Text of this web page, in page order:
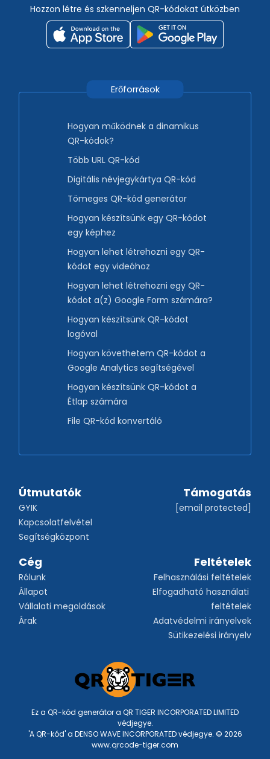
Hozzon létre és szkenneljen QR-kódokat útközben
Erőforrások
Hogyan működnek a dinamikus
QR-kódok?
Több URL QR-kód
Digitális névjegykártya QR-kód
Tömeges QR-kód generátor
Hogyan készítsünk egy QR-kódot
egy képhez
Hogyan lehet létrehozni egy QR-
kódot egy videóhoz
Hogyan lehet létrehozni egy QR-
kódot a(z) Google Form számára?
Hogyan készítsünk QR-kódot
logóval
Hogyan követhetem QR-kódot a
Google Analytics segítségével
Hogyan készítsünk QR-kódot a
Étlap számára
File QR-kód konvertáló
Útmutatók
GYIK
Kapcsolatfelvétel
Segítségközpont
Támogatás
[email protected]
Cég
Rólunk
Állapot
Vállalati megoldások
Árak
Feltételek
Felhasználási feltételek
Elfogadható használati
feltételek
Adatvédelmi irányelvek
Sütikezelési irányelv
Ez a QR-kód generátor a QR TIGER INCORPORATED LIMITED
védjegye.
'A QR-kód' a DENSO WAVE INCORPORATED védjegye. © 2026
www.qrcode-tiger.com